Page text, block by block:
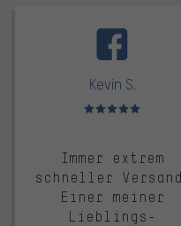
Kevin S.
Bewertungen: 5 von 5
Immer extrem
schneller
Einer meiner
Lieblings-